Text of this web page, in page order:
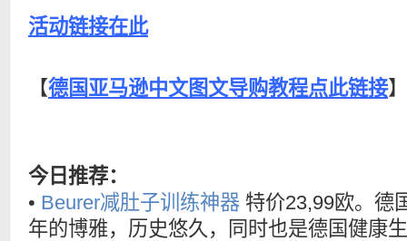
活动链接在此
【德国亚马逊中文图文导购教程点此链接】
今日推荐：
• Beurer减肚子训练神器 特价23,99欧。德
年的博雅，历史悠久，同时也是德国健康